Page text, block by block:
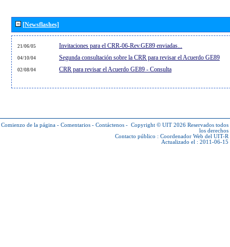
[Newsflashes]
21/06/05 Invitaciones para el CRR-06-Rev.GE89 enviadas...
04/10/04 Segunda consultación sobre la CRR para revisar el Acuerdo GE89
02/08/04 CRR para revisar el Acuerdo GE89 - Consulta
Comienzo de la página - Comentarios - Contáctenos - Copyright © UIT 2026 Reservados todos
los derechos
Contacto público : Coordenador Web del UIT-R
Actualizado el : 2011-06-15